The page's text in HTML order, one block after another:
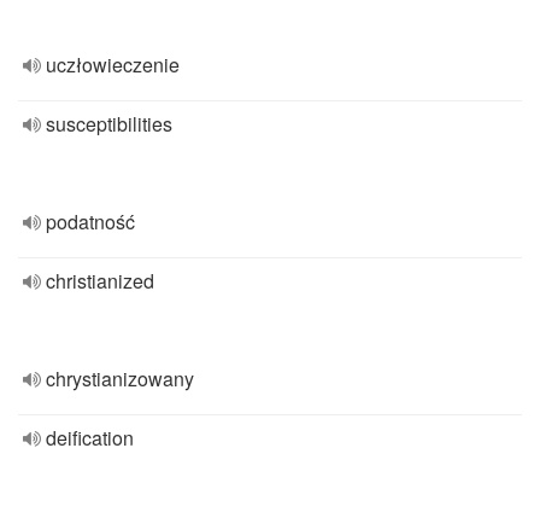
uczłowieczenie
susceptibilities
podatność
christianized
chrystianizowany
deification